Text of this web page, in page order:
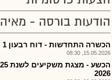
הודעות בורסה - מאיה
הכשרה התחדשות - דוח רבעון 1 לשנת 2026
15.05.2026, 08:30
2026